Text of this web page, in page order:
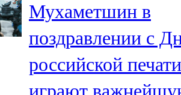
Чүпрәле
91,0 FM
Шәмәрдән
Мухаметшин в
поздравлении с
российской